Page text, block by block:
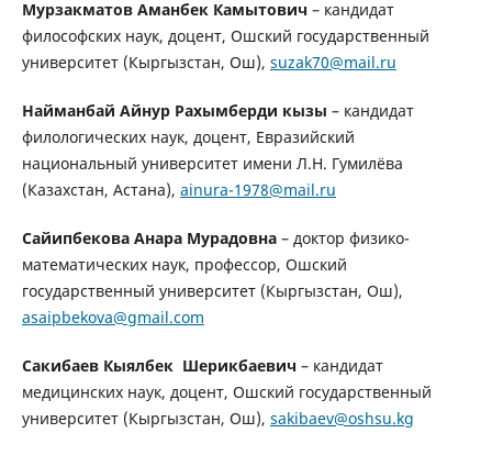
Мурзакматов Аманбек Камытович – кандидат
философских наук, доцент, Ошский государственный
университет (Кыргызстан, Ош), suzak70@mail.ru
Найманбай Айнур Рахымберди кызы – кандидат
филологических наук, доцент, Евразийский
национальный университет имени Л.Н. Гумилёва
(Казахстан, Астана), ainura-1978@mail.ru
Сайипбекова Анара Мурадовна– доктор физико-
математических наук, профессор, Ошский
государственный университет (Кыргызстан, Ош),
asaipbekova@gmail.com
Сакибаев Кыялбек Шерикбаевич – кандидат
медицинских наук, доцент, Ошский государственный
университет (Кыргызстан, Ош), sakibaev@oshsu.kg